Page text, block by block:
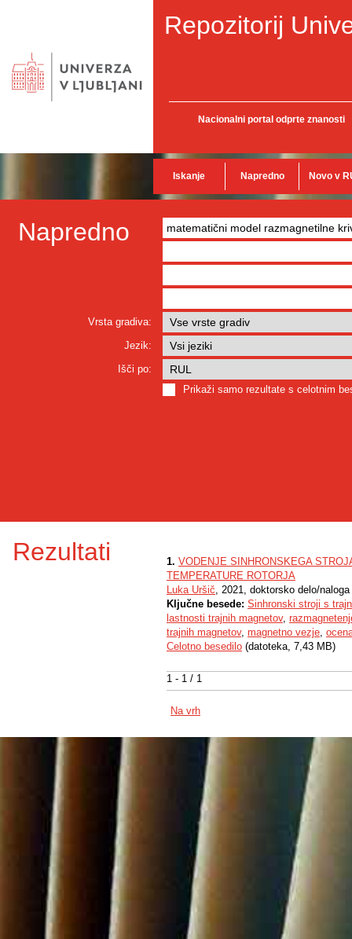
Repozitorij
Nacionalni portal odprte znanosti
Iskanje Napredno Novo v
Napredno
Vrsta gradiva:
Jezik:
Išči po:
Prikaži samo rezultate s celotnim
Rezultati
1 - 1 / 1
1. VODENJE SINHRONSKEGA
TEMPERATURE ROTORJA
Luka Uršič, 2021, doktorsko delo/naloga
Ključne besede: Sinhronski stroji s
lastnosti trajnih magnetov,
trajnih magnetov, magnetno vezje,
Celotno besedilo (datoteka, 7,43 MB)
Na vrh